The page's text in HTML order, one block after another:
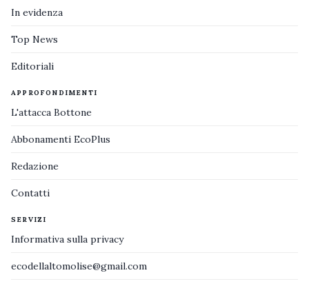
In evidenza
Top News
Editoriali
APPROFONDIMENTI
L'attacca Bottone
Abbonamenti EcoPlus
Redazione
Contatti
SERVIZI
Informativa sulla privacy
ecodellaltomolise@gmail.com